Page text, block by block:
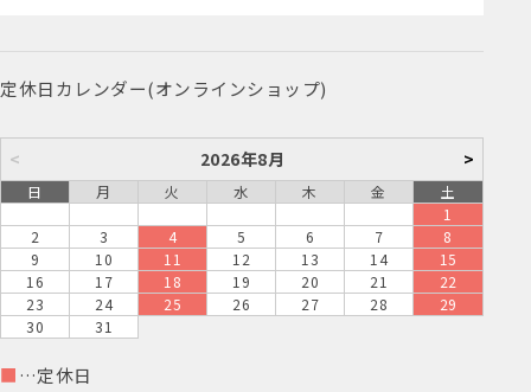
定休日カレンダー(オンラインショップ)
< 2026年8月 >
日 月 火 水 木 金
土
1
2
3 4 5 6 7
8
9
10 11 12 13 14
15
16
17 18 19 20 21
22
23
24 25 26 27 28
29
30
31
■ …定休日